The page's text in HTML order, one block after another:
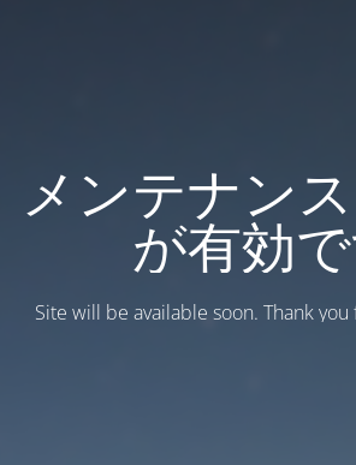
メンテナンス
が有効
Site will be available soon. Thank you